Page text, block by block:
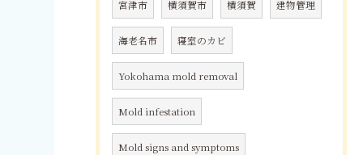
宮津市 横須賀市 横須賀 建物管理
海老名市 寝室のカビ
Yokohama mold removal
Mold infestation
Mold signs and symptoms